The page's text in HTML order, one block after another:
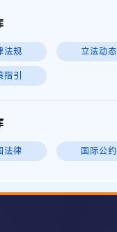
法规 立法动态
指引
法律 国际公约